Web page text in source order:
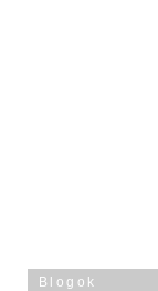
Blogok